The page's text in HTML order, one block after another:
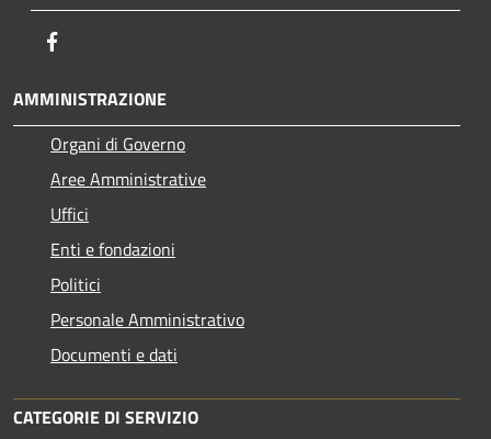
AMMINISTRAZIONE
Organi di Governo
Aree Amministrative
Uffici
Enti e fondazioni
Politici
Personale Amministrativo
Documenti e dati
CATEGORIE DI SERVIZIO